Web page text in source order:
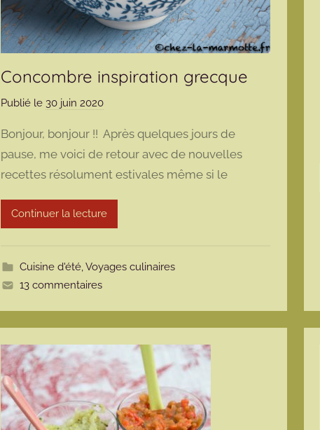
Concombre inspiration grecque
Publié le 30 juin 2020p
r
m
a
m
o
t
Bonjour, bonjour !! Après quelques jours de
pause, me voici de retour avec de nouvelles
recettes résolument estivales même si le
Continuer la lecture
Cuisine d'été,Voyages culinaires
13 commentaires